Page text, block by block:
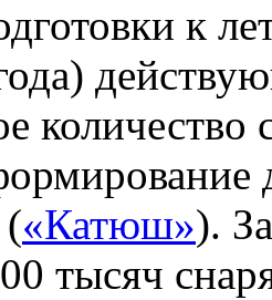
к
«Катюш»).
тысяч